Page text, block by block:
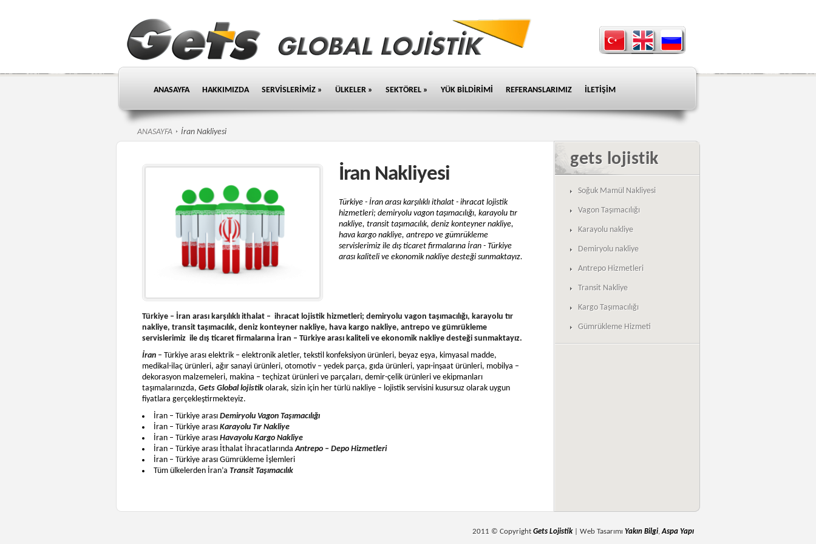
ANASAYFA HAKKIMIZDA SERVİSLERİMİZ » ÜLKELER » SEKTÖREL » YÜK BİLDİRİMİ REFERANSLARIMIZ İLETİŞİM
ANASAYFA İran Nakliyesi
İran Nakliyesi
Türkiye - İran arası karşılıklı ithalat - ihracat lojistik
hizmetleri; demiryolu vagon taşımacılığı, karayolu tır
nakliye, transit taşımacılık, deniz konteyner nakliye,
hava kargo nakliye, antrepo ve gümrükleme
servislerimiz ile dış ticaret firmalarına İran - Türkiye
arası kaliteli ve ekonomik nakliye desteği sunmaktayız.
Türkiye – İran arası karşılıklı ithalat – ihracat lojistik hizmetleri; demiryolu vagon taşımacılığı, karayolu tır
nakliye, transit taşımacılık, deniz konteyner nakliye, hava kargo nakliye, antrepo ve gümrükleme
servislerimiz ile dış ticaret firmalarına İran – Türkiye arası kaliteli ve ekonomik nakliye desteği sunmaktayız.
İran – Türkiye arası elektrik – elektronik aletler, tekstil konfeksiyon ürünleri, beyaz eşya, kimyasal madde,
medikal-ilaç ürünleri, ağır sanayi ürünleri, otomotiv – yedek parça, gıda ürünleri, yapı-inşaat ürünleri, mobilya –
dekorasyon malzemeleri, makina – teçhizat ürünleri ve parçaları, demir-çelik ürünleri ve ekipmanları
taşımalarınızda, Gets Global lojistik olarak, sizin için her türlü nakliye – lojistik servisini kusursuz olarak uygun
fiyatlara gerçekleştirmekteyiz.
İran – Türkiye arası Demiryolu Vagon Taşımacılığı
İran – Türkiye arası Karayolu Tır Nakliye
İran – Türkiye arası Havayolu Kargo Nakliye
İran – Türkiye arası İthalat İhracatlarındaAntrepo – Depo Hizmetleri
İran – Türkiye arası Gümrükleme İşlemleri
Tüm ülkelerden İran’a Transit Taşımacılık
gets lojistik
Soğuk Mamül Nakliyesi
Vagon Taşımacılığı
Karayolu nakliye
Demiryolu nakliye
Antrepo Hizmetleri
Transit Nakliye
Kargo Taşımacılığı
Gümrükleme Hizmeti
2011 © Copyright Gets Lojistik| Web Tasarımı Yakın Bilgi,Aspa Yapı